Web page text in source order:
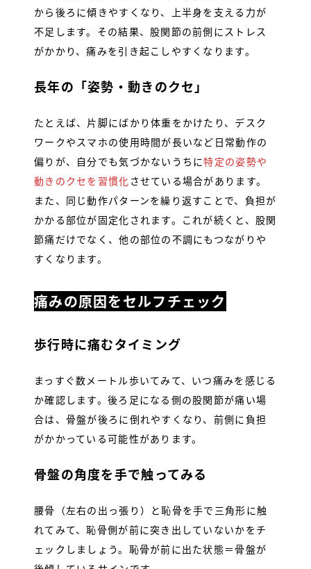
から後ろに傾きやすくなり、上半身を支える力が
不足します。その結果、股関節の前側にストレス
がかかり、痛みを引き起こしやすくなります。
長年の「姿勢・動きのクセ」
たとえば、片脚にばかり体重をかけたり、デスク
ワークやスマホの使用時間が長いなど日常動作の
偏りが、自分でも気づかないうちに特定の姿勢や
動きのクセを習慣化 させている場合があります。
また、同じ動作パターンを繰り返すことで、負担が
かかる部位が固定化されます。これが続くと、股関
節痛だけでなく、他の部位の不調にもつながりや
すくなります。
痛みの原因をセルフチェック
歩行時に痛むタイミング
まっすぐ数メートル歩いてみて、いつ痛みを感じる
か確認します。後ろ足になる側の股関節が痛い場
合は、骨盤が後ろに倒れやすくなり、前側に負担
がかかっている可能性があります。
骨盤の角度を手で触ってみる
腰骨（左右の出っ張り）と恥骨を手で三角形に触
れてみて、恥骨側が前に突き出していないかをチ
ェックしましょう。恥骨が前に出た状態＝骨盤が